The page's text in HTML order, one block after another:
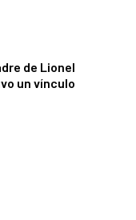
de Lionel
un vínculo